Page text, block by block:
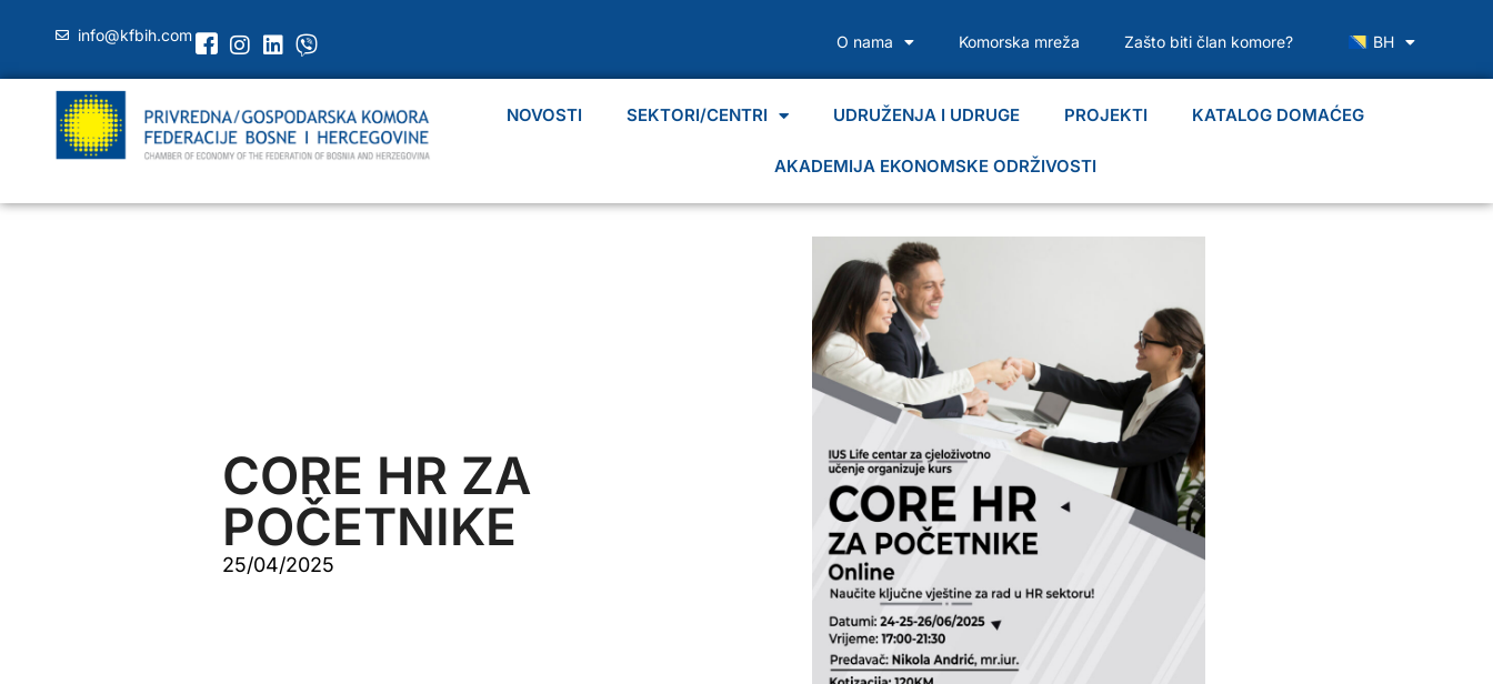
info@kfbih.com O nama Komorska mreža Zašto biti član komore? BH
NOVOSTI SEKTORI/CENTRI UDRUŽENJA I UDRUGE PROJEKTI KATALOG DOMAĆEG
AKADEMIJA EKONOMSKE ODRŽIVOSTI
CORE HR ZA
POČETNIKE
25/04/2025